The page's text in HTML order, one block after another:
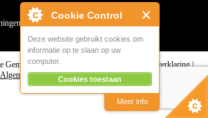
Cookie Control
Deze website gebruikt cookies om
informatie op te slaan op uw
computer.
Cookies toestaan
Meer info
Scheveningen | Privacyverklaring|
Algemene voorwaarden|Beheer